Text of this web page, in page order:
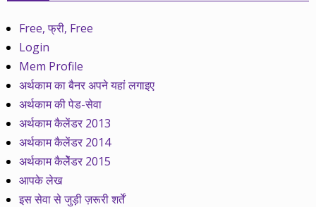
Free, फ्री, Free
Login
Mem Profile
अर्थकाम का बैनर अपने यहां लगाइए
अर्थकाम की पेड-सेवा
अर्थकाम कैलेंडर 2013
अर्थकाम कैलेंडर 2014
अर्थकाम कैलेेंडर 2015
आपके लेख
इस सेवा से जुड़ी ज़रूरी शर्तें